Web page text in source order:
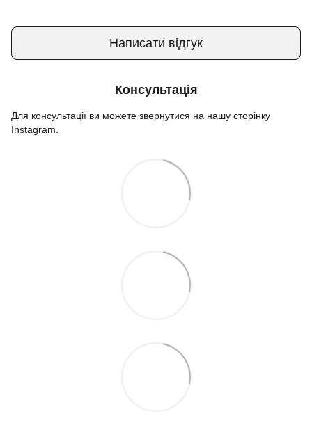
Написати відгук
Консультація
Для консультації ви можете звернутися на нашу сторінку
Instagram.